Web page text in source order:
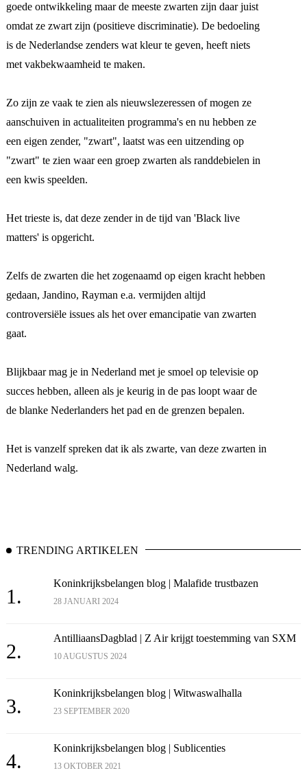
goede ontwikkeling maar de meeste zwarten zijn daar juist
omdat ze zwart zijn (positieve discriminatie). De bedoeling
is de Nederlandse zenders wat kleur te geven, heeft niets
met vakbekwaamheid te maken.
Zo zijn ze vaak te zien als nieuwslezeressen of mogen ze
aanschuiven in actualiteiten programma's en nu hebben ze
een eigen zender, "zwart", laatst was een uitzending op
"zwart" te zien waar een groep zwarten als randdebielen in
een kwis speelden.
Het trieste is, dat deze zender in de tijd van 'Black live
matters' is opgericht.
Zelfs de zwarten die het zogenaamd op eigen kracht hebben
gedaan, Jandino, Rayman e.a. vermijden altijd
controversiële issues als het over emancipatie van zwarten
gaat.
Blijkbaar mag je in Nederland met je smoel op televisie op
succes hebben, alleen als je keurig in de pas loopt waar de
de blanke Nederlanders het pad en de grenzen bepalen.
Het is vanzelf spreken dat ik als zwarte, van deze zwarten in
Nederland walg.
TRENDING ARTIKELEN
1.
Koninkrijksbelangen blog | Malafide trustbazen
28 JANUARI 2024
2.
AntilliaansDagblad | Z Air krijgt toestemming van SXM
10 AUGUSTUS 2024
3.
Koninkrijksbelangen blog | Witwaswalhalla
23 SEPTEMBER 2020
4.
Koninkrijksbelangen blog | Sublicenties
13 OKTOBER 2021